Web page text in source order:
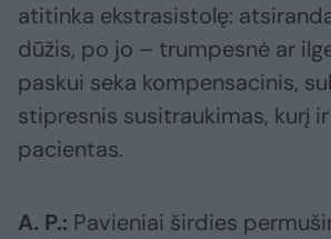
atitinka ekstrasistolę:
dūžis, po jo – trumpesnė ar
paskui seka kompensacinis,
stipresnis susitraukimas, kurį
pacientas.
A. P.: Pavieniai širdies